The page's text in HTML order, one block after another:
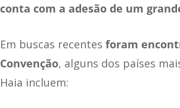
conta com a adesão de um
Em buscas recentes foram
Convenção, alguns dos países
Haia incluem: